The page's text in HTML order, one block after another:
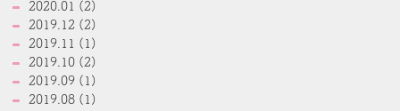
2020.01 (2)
2019.12 (2)
2019.11 (1)
2019.10 (2)
2019.09 (1)
2019.08 (1)